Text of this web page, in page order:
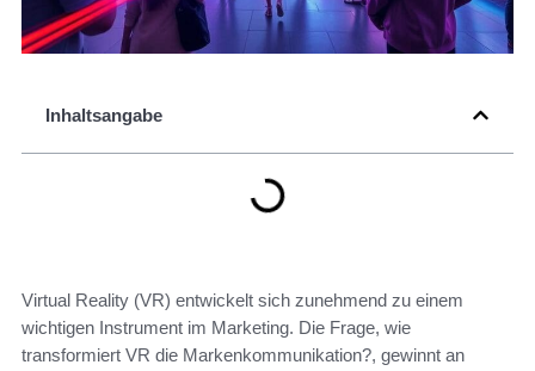
Inhaltsangabe
Virtual Reality (VR) entwickelt sich zunehmend zu einem
wichtigen Instrument im Marketing. Die Frage, wie
transformiert VR die Markenkommunikation?, gewinnt an